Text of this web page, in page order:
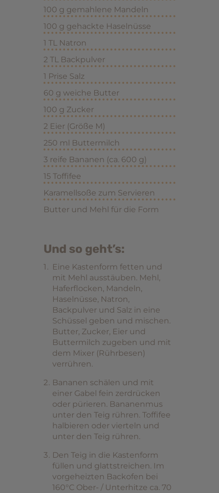
100 g gemahlene Mandeln
100 g gehackte Haselnüsse
1 TL Natron
2 TL Backpulver
1 Prise Salz
60 g weiche Butter
100 g Zucker
2 Eier (Größe M)
250 ml Buttermilch
3 reife Bananen (ca. 600 g)
15 Toffifee
Karamellsoße zum Servieren
Butter und Mehl für die Form
Und so geht’s:
Eine Kastenform fetten und
mit Mehl ausstäuben. Mehl,
Haferflocken, Mandeln,
Haselnüsse, Natron,
Backpulver und Salz in eine
Schüssel geben und mischen.
Butter, Zucker, Eier und
Buttermilch zugeben und mit
dem Mixer (Rührbesen)
verrühren.
Bananen schälen und mit
einer Gabel fein zerdrücken
oder pürieren. Bananenmus
unter den Teig rühren. Toffifee
halbieren oder vierteln und
unter den Teig rühren.
Den Teig in die Kastenform
füllen und glattstreichen. Im
vorgeheizten Backofen bei
160°C Ober- / Unterhitze ca. 70